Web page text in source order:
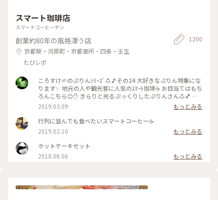
スマート珈琲店
スマートコーヒーテン
創業約80年の風格漂う店
京都駅・河原町・京都御所・四条・壬生
たびレポ
1200
ころすけ🌱のぷりんｼﾘｰｽﾞ🍮🎵その24 大好きなぷりん特集にな
ります✨ 地元の人や観光客に人気のｽﾏｰﾄ珈琲☕️ お目当てはもち
ろんこちら😊✋ きらりと光るぷっくりしたぷりんさん🍮💕 固
めで卵を感じる昔ながらのお味です😊ｶﾗﾒﾙｿｰｽはとても優しく
苦味がなくて美味しかった～(*´∀｀*)🎶 ｶﾞﾗｽのお皿もお店の
昭和ﾚﾄﾛな雰囲気にぴったり合っていました💓たまごｻﾝﾄﾞもﾎｯﾄ
ｹｰｷも美味しくて京都に来たらおすすめな喫茶店です🍴 #スマ
ート珈琲 #ぷりん #プリン #昔ながら #光る #レトロ #昭和レト
ロ #喫茶店 #お目当て #自家製 #京都 #ぷりんシリーズ
2019.03.09
もっとみる
行列に並んでも食べたいスマートコーヒー☕️
2019.02.10
もっとみる
ホットケーキセット
2018.06.06
もっとみる